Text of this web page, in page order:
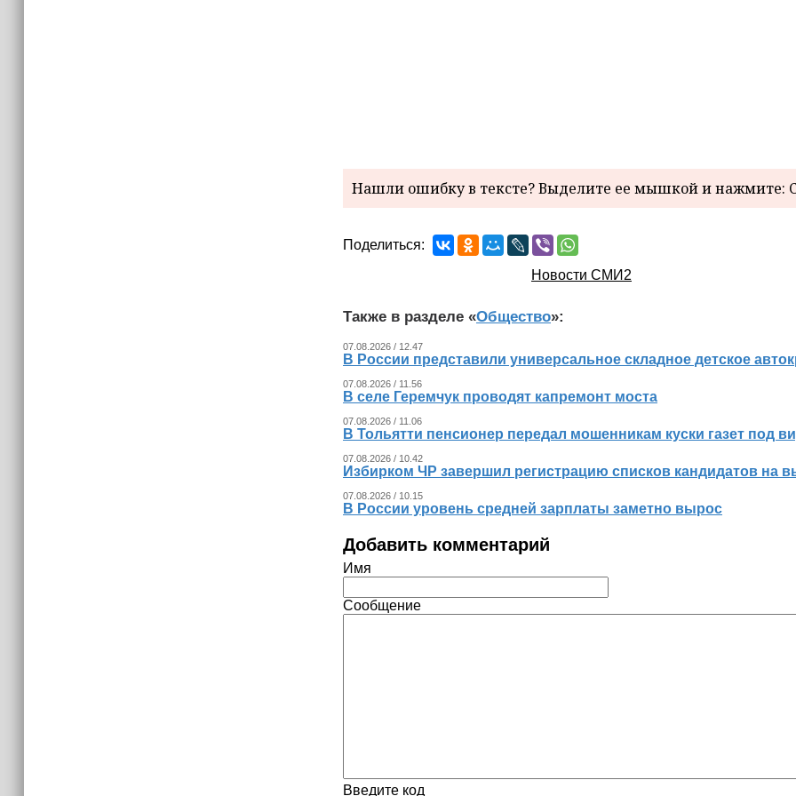
Нашли ошибку в тексте? Выделите ее мышкой и нажмите:
Поделиться:
Новости СМИ2
Также в разделе «Общество»:
07.08.2026 / 12.47
В России представили универсальное складное детское
07.08.2026 / 11.56
В селе Геремчук проводят капремонт моста
07.08.2026 / 11.06
В Тольятти пенсионер передал мошенникам куски газет под
07.08.2026 / 10.42
Избирком ЧР завершил регистрацию списков кандидатов на
07.08.2026 / 10.15
В России уровень средней зарплаты заметно вырос
Добавить комментарий
Имя
Сообщение
Введите код